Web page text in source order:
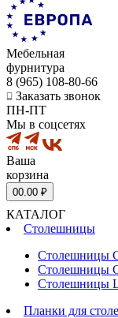
Мебельная
фурнитура
8 (965) 108-80-66
Заказать звонок
ПН-ПТ
Мы в соцсетях
Ваша
корзина
00.00 ₽
КАТАЛОГ
Столешницы
Столешницы
Столешницы
Столешницы
Планки для